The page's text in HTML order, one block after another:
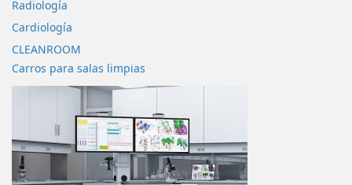
Radiología
Cardiología
CLEANROOM
Carros para salas limpias